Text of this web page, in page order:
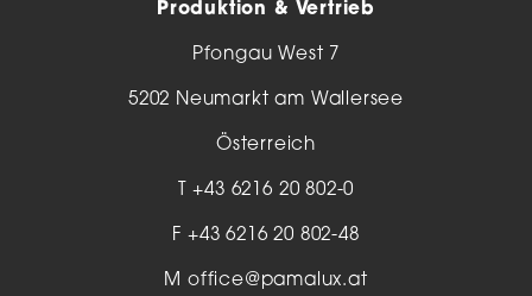
Produktion & Vertrieb
Pfongau West 7
5202 Neumarkt am Wallersee
Österreich
T+43 6216 20 802-0
F +43 6216 20 802-48
M office@pamalux.at